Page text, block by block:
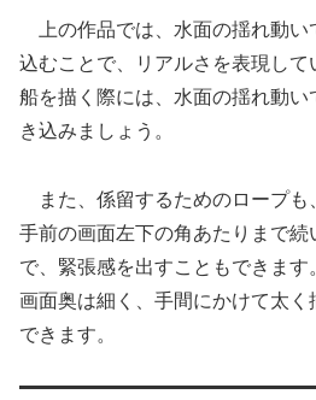
上の作品では、水面の揺れ動い
込むことで、リアルさを表現し
船を描く際には、水面の揺れ動
き込みましょう。
また、係留するためのロープも
手前の画面左下の角あたりまで
で、緊張感を出すこともできま
画面奥は細く、手間にかけて太く
できます。